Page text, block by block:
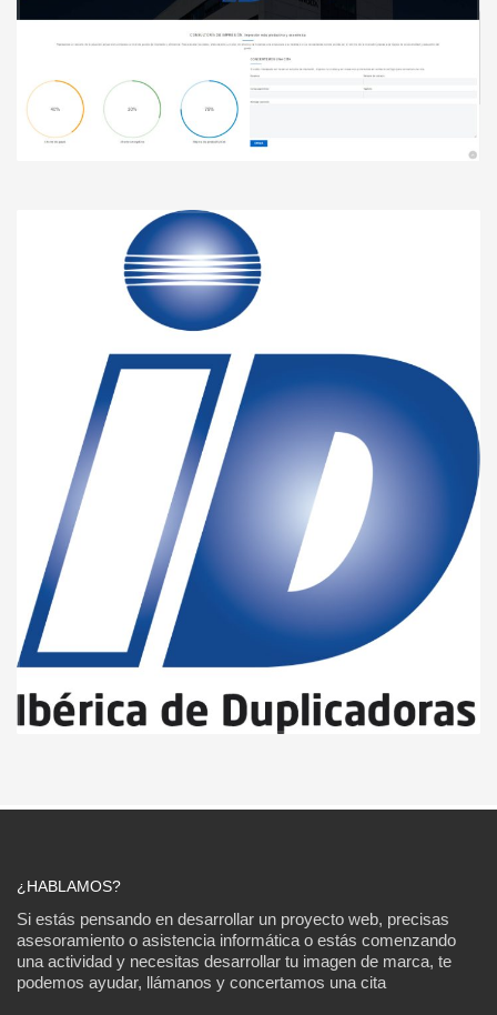
¿HABLAMOS?
Si estás pensando en desarrollar un proyecto web, precisas
asesoramiento o asistencia informática o estás comenzando
una actividad y necesitas desarrollar tu imagen de marca, te
podemos ayudar, llámanos y concertamos una cita